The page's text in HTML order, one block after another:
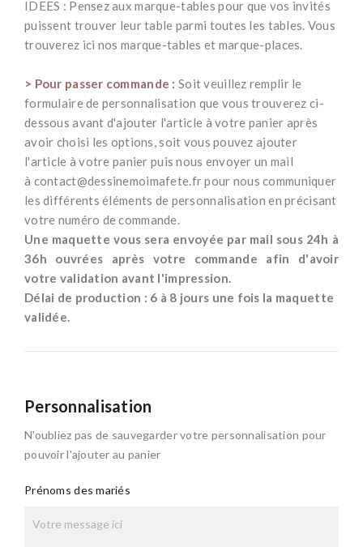
IDEES : Pensez aux marque-tables pour que vos invités
puissent trouver leur table parmi toutes les tables. Vous
trouverez ici nos marque-tables et marque-places.
> Pour passer commande : Soit veuillez remplir le
formulaire de personnalisation que vous trouverez ci-
dessous avant d'ajouter l'article à votre panier après
avoir choisi les options, soit vous pouvez ajouter
l'article à votre panier puis nous envoyer un mail
à contact@dessinemoimafete.frpour nous communiquer
les différents éléments de personnalisation en précisant
votre numéro de commande.
Une maquette vous sera envoyée par mail sous 24h à
36h ouvrées après votre commande afin d'avoir
votre validation avant l'impression.
Délai de production : 6 à 8 jours une fois la maquette
validée.
Personnalisation
N'oubliez pas de sauvegarder votre personnalisation pour
pouvoir l'ajouter au panier
Prénoms des mariés